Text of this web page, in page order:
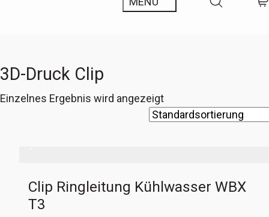
3D-Druck Clip
Einzelnes Ergebnis wird angezeigt
Clip Ringleitung Kühlwasser WBX
T3